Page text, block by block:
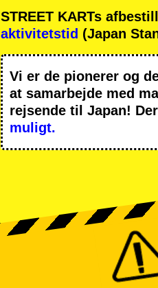
STREET KARTs
aktivitetstid (Japan
Vi er de pionerer og
at samarbejde med
rejsende til Japan!
muligt.